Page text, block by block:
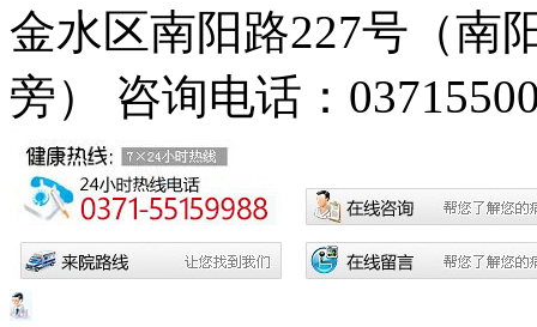
金水区南阳路227号（南
旁）
咨询电话：